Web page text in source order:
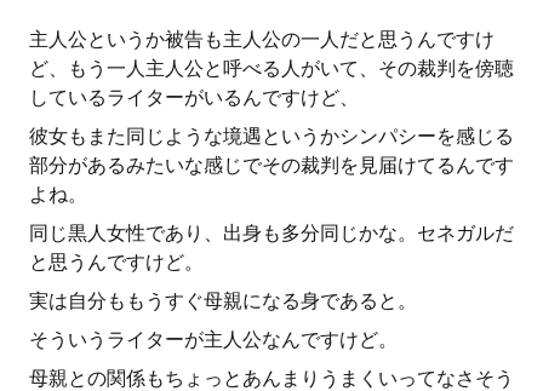
主人公というか被告も主人公の一人だと思うんですけ
ど、もう一人主人公と呼べる人がいて、その裁判を傍聴
しているライターがいるんですけど、
彼女もまた同じような境遇というかシンパシーを感じる
部分があるみたいな感じでその裁判を見届けてるんです
よね。
同じ黒人女性であり、出身も多分同じかな。セネガルだ
と思うんですけど。
実は自分ももうすぐ母親になる身であると。
そういうライターが主人公なんですけど。
母親との関係もちょっとあんまりうまくいってなさそう